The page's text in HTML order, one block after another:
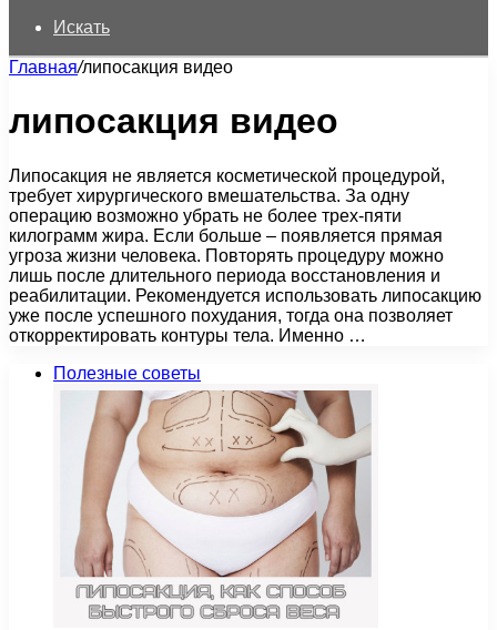
Искать
Главная/липосакция видео
липосакция видео
Липосакция не является косметической процедурой,
требует хирургического вмешательства. За одну
операцию возможно убрать не более трех-пяти
килограмм жира. Если больше – появляется прямая
угроза жизни человека. Повторять процедуру можно
лишь после длительного периода восстановления и
реабилитации. Рекомендуется использовать липосакцию
уже после успешного похудания, тогда она позволяет
откорректировать контуры тела. Именно …
Полезные советы